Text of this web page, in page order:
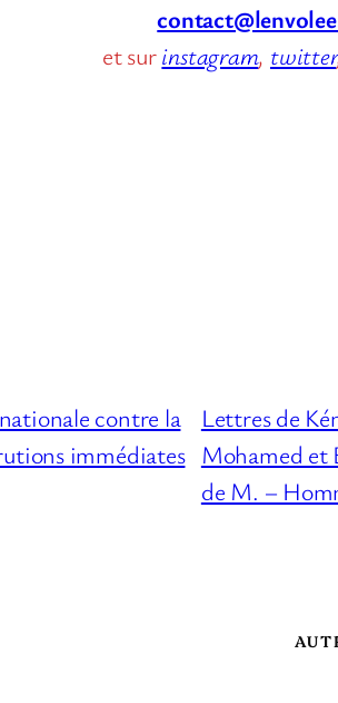
et surinstagram, twitter
contre la
immédiates
Lettres de
Mohamed et
de M. –